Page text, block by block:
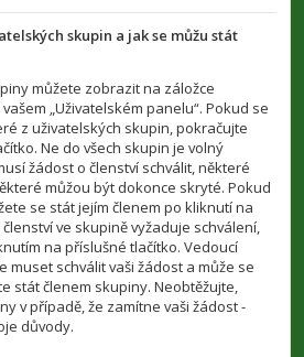
skupin a jak se můžu stát
můžete zobrazit na záložce
„Uživatelském panelu“. Pokud se
z uživatelských skupin, pokračujte
Ne do všech skupin je volný
žádost o členství schválit, některé
můžou být dokonce skryté. Pokud
se stát jejím členem po kliknutí na
ve skupině vyžaduje schválení,
na příslušné tlačítko. Vedoucí
muset schválit vaši žádost a může se
stát členem skupiny. Neobtěžujte,
v případě, že zamítne vaši žádost -
důvody.